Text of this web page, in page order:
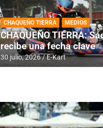
DESTACADA INFORME CENTRAL
RMC BUENOS
histórica en
4 agosto, 2026 E-Kart
CHAQUEÑO TIERRA MEDIOS
CHAQUEÑO TIERRA:
recibe una fecha clave
30 julio, 2026 E-Kart